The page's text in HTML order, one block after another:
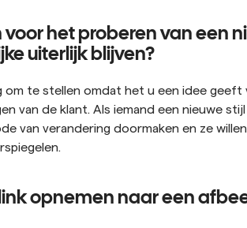
het proberen van een
uiterlijk blijven?
om te stellen omdat het u een idee
van de klant. Als iemand een nieuwe
van verandering doormaken en ze
opnemen naar een